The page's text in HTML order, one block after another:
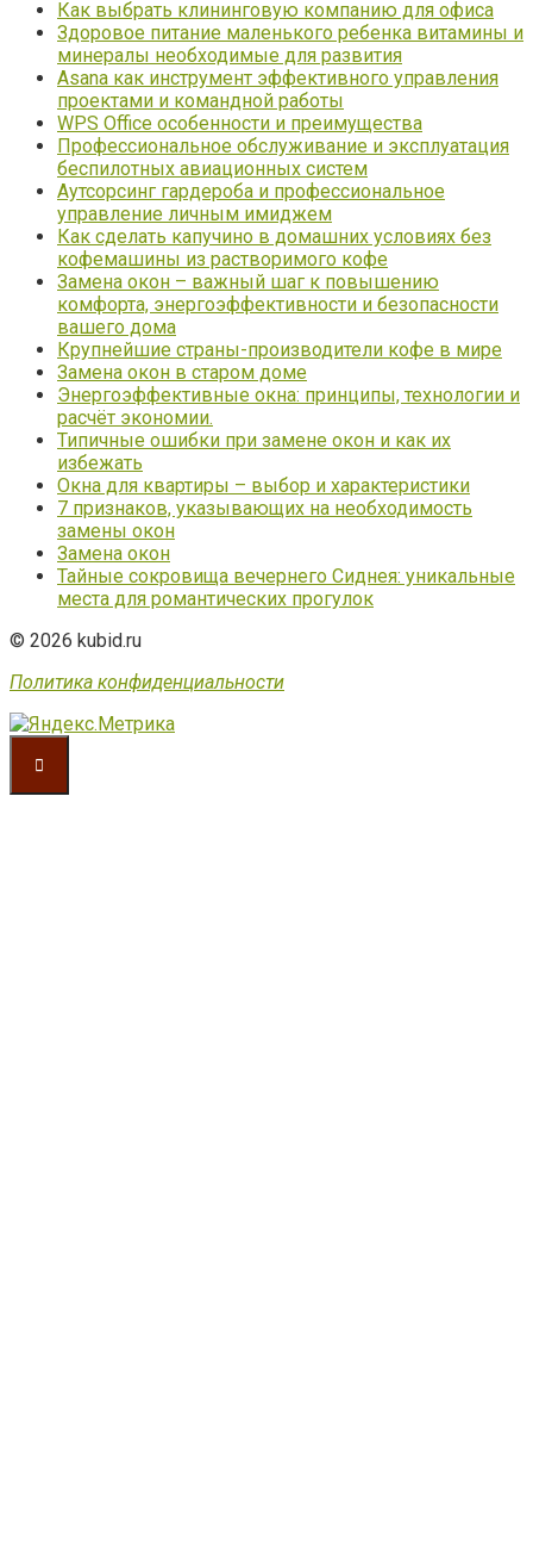
Как выбрать клининговую компанию для офиса
Здоровое питание маленького ребенка витамины и
минералы необходимые для развития
Asana как инструмент эффективного управления
проектами и командной работы
WPS Office особенности и преимущества
Профессиональное обслуживание и эксплуатация
беспилотных авиационных систем
Аутсорсинг гардероба и профессиональное
управление личным имиджем
Как сделать капучино в домашних условиях без
кофемашины из растворимого кофе
Замена окон – важный шаг к повышению
комфорта, энергоэффективности и безопасности
вашего дома
Крупнейшие страны-производители кофе в мире
Замена окон в старом доме
Энергоэффективные окна: принципы, технологии и
расчёт экономии.
Типичные ошибки при замене окон и как их
избежать
Окна для квартиры – выбор и характеристики
7 признаков, указывающих на необходимость
замены окон
Замена окон
Тайные сокровища вечернего Сиднея: уникальные
места для романтических прогулок
© 2026 kubid.ru
Политика конфиденциальности